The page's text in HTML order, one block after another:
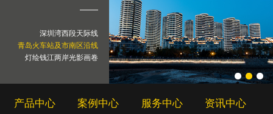
深圳湾西段天际线
青岛火车站及市南区沿线
灯绘钱江两岸光影画卷
产品中心 案例中心 服务中心 资讯中心